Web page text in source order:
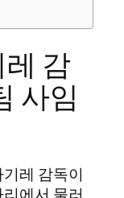
감
사임
레 감독이